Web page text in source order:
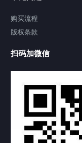
视频中心
定制案例
科研实验室
厂区介绍
购买流程
版权条款
扫码加微信